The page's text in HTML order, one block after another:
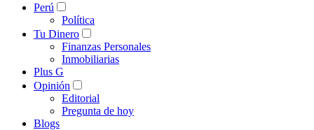
Perú
Política
Tu Dinero
Finanzas Personales
Inmobiliarias
Plus G
Opinión
Editorial
Pregunta de hoy
Blogs